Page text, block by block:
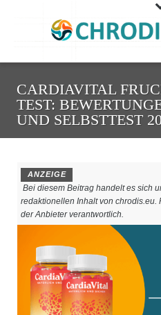
CARDIAVITAL
TEST:
UND SELBSTTEST
ANZEIGE
Bei diesem Beitrag handelt es sich
redaktionellen Inhalt von chrodis.eu.
der Anbieter verantwortlich.